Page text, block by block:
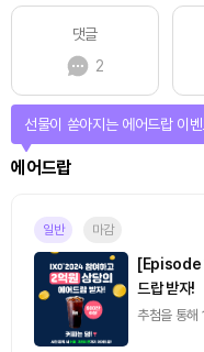
댓글
2
에어드랍
선물이 쏟아지는 에어드랍 이
일반 마감
[Episode
드랍 받자!
추첨을 통해